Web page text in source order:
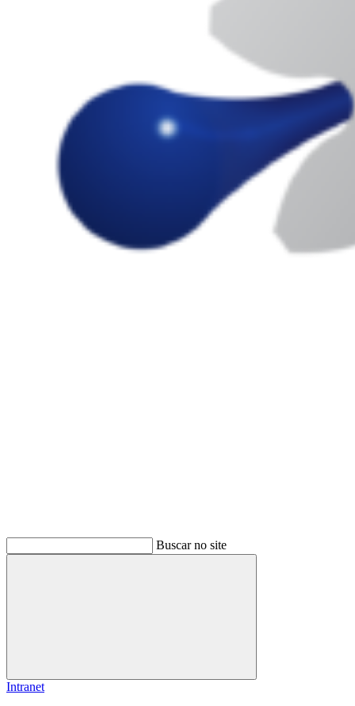
Buscar no site
Buscar
Intranet